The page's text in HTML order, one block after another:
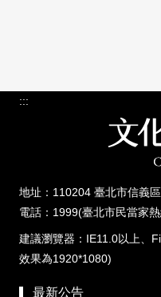
:::
地址：110204 臺北市信義
電話：1999(臺北市民當家
建議瀏覽器：IE11.0以上、
效果為1920*1080)
最新公告